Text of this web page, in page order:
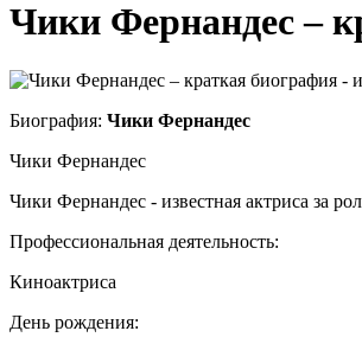
Чики Фернандес –
Биография: Чики Фернандес
Чики Фернандес
Чики Фернандес - известная актриса за
Профессиональная деятельность:
Киноактриса
День рождения: